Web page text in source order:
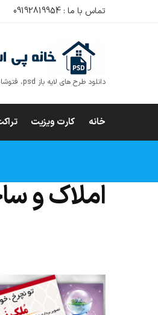
تماس با ما : 09192819954
دانلود طرح های لایه باز psd، فتوشاپ، کارت ویزیت، تراکت، بنر
خانه کارت ویزیت
املاک و